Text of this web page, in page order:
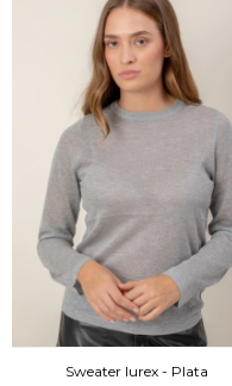
Sweater lurex - Plata